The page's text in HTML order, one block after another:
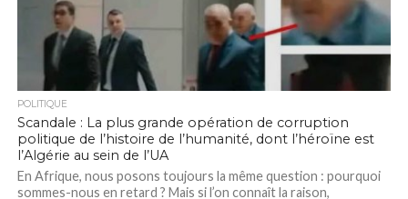
POLITIQUE
Scandale : La plus grande opération de corruption
politique de l’histoire de l’humanité, dont l’héroïne est
l’Algérie au sein de l’UA
En Afrique, nous posons toujours la même question : pourquoi
sommes-nous en retard ? Mais si l’on connaît la raison,